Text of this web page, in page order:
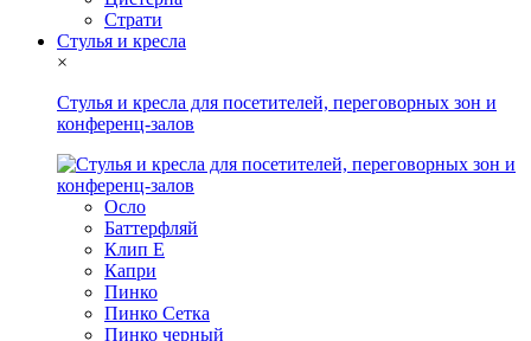
Страти
Стулья и кресла
×
Стулья и кресла для посетителей, переговорных зон и
конференц-залов
Осло
Баттерфляй
Клип Е
Капри
Пинко
Пинко Сетка
Пинко черный